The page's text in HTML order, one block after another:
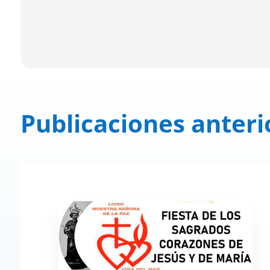
Publicaciones